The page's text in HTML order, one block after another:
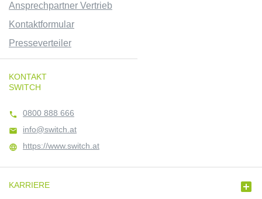
Ansprechpartner Vertrieb
Kontaktformular
Presseverteiler
KONTAKT
SWITCH
 0800 888 666
 info@switch.at
 https://www.switch.at
KARRIERE 